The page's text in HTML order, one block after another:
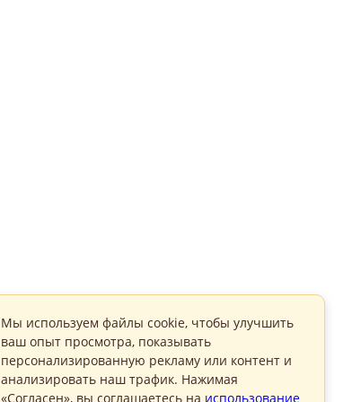
Мы используем файлы cookie, чтобы улучшить
ваш опыт просмотра, показывать
персонализированную рекламу или контент и
анализировать наш трафик. Нажимая
«Согласен», вы соглашаетесь на использование